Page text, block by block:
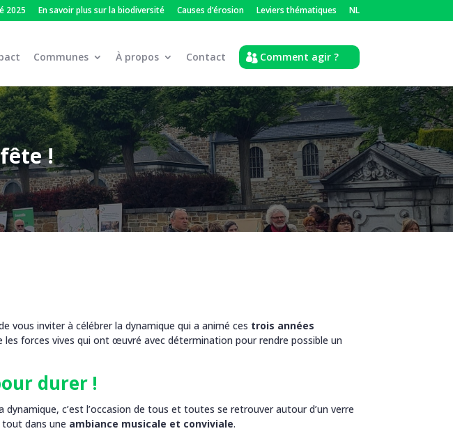
2025 En savoir plus sur la biodiversité Causes d’érosion Leviers thématiques NL
Communes À propos Contact Comment agir ?
!
vous inviter à célébrer la dynamique qui a animé ces trois années
les forces vives qui ont œuvré avec détermination pour rendre possible un
durer !
c’est l’occasion de tous et toutes se retrouver autour d’un verre
tout dans une ambiance musicale et conviviale.